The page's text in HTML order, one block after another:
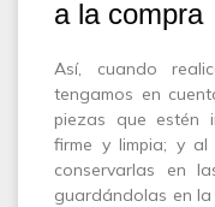
a la compra
Así, cuando
tengamos en
piezas que estén
firme y limpia; y
conservarlas en
guardándolas en